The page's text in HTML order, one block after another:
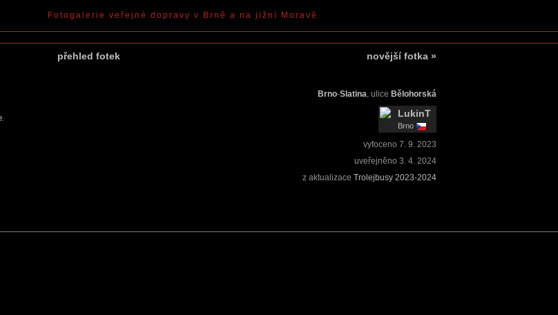
přehled fotek novější fotka »
.
Brno-Slatina, ulice Bělohorská
LukinT
Brno
vyfoceno 7. 9. 2023
uveřejněno 3. 4. 2024
z aktualizace Trolejbusy 2023-2024
Fotogalerie veřejné dopravy v Brně a na jižní Moravě